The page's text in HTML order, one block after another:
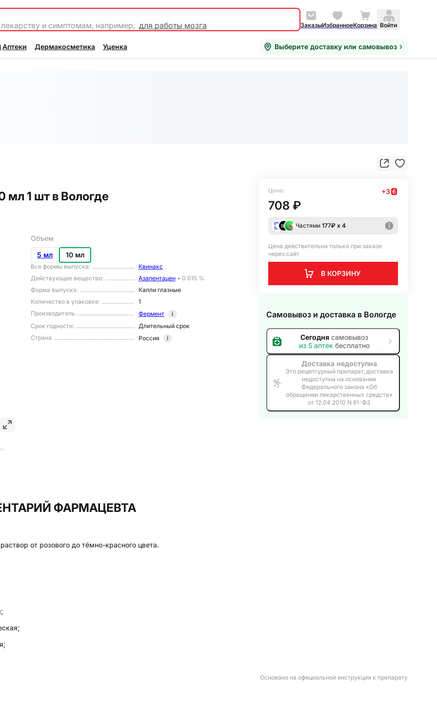
и симптомам, например, для работы мозга ЗаказыИзбранноеКорзина Войти
Аптеки Дермакосметика Уценка Выберите доставку или самовывоз
мл 1 шт в Вологде
Объем
5 мл
10 мл
Все формы выпуска:
Квинакс
Действующее вещество: Азапентацен• 0.015 %
Форма выпуска:
Капли глазные
Количество в упаковке:
1
Производитель
Фермент
i
Срок годности:
Длительный срок
Страна
Россия i
Цена: +3
708 ₽
Частями 177₽ х 4
Цена действительна только при заказе
через сайт
В КОРЗИНУ
Самовывоз и доставка в Вологде
Сегоднясамовывоз
из 5 аптек бесплатно
Доставка недоступна
Это рецептурный препарат, доставка
недоступна на основании
Федерального закона «Об
обращении лекарственных средств»
от 12.04.2010 N 61-ФЗ
ФАРМАЦЕВТА
от розового до тёмно-красного цвета.
Основано на официальной инструкции к препарату